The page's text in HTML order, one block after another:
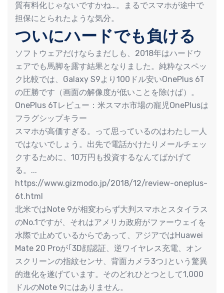
質有料化じゃないですかね…。まるでスマホが途中で
担保にとられたような気分。
ついにハードでも負ける
ソフトウェアだけならまだしも、2018年はハードウ
ェアでも馬脚を露す結果となりました。純粋なスペッ
ク比較では、Galaxy S9より100ドル安いOnePlus 6T
の圧勝です（画面の解像度が低いことを除けば）。
OnePlus 6Tレビュー：米スマホ市場の寵児OnePlusは
フラグシップキラー
スマホが高価すぎる。って思っているのはわたし一人
ではないでしょう。出先で電話かけたりメールチェッ
クするために、10万円も投資するなんてばかげて
る。...
https://www.gizmodo.jp/2018/12/review-oneplus-
6t.html
北米ではNote 9が相変わらず大判スマホとスタイラス
のNo.1ですが、それはアメリカ政府がファーウェイを
水際で止めているからであって、アジアではHuawei
Mate 20 Proが｢3D顔認証、逆ワイヤレス充電、オン
スクリーンの指紋センサ、背面カメラ3つ｣という驚異
的進化を遂げています。そのどれひとつとして1,000
ドルのNote 9にはありません。